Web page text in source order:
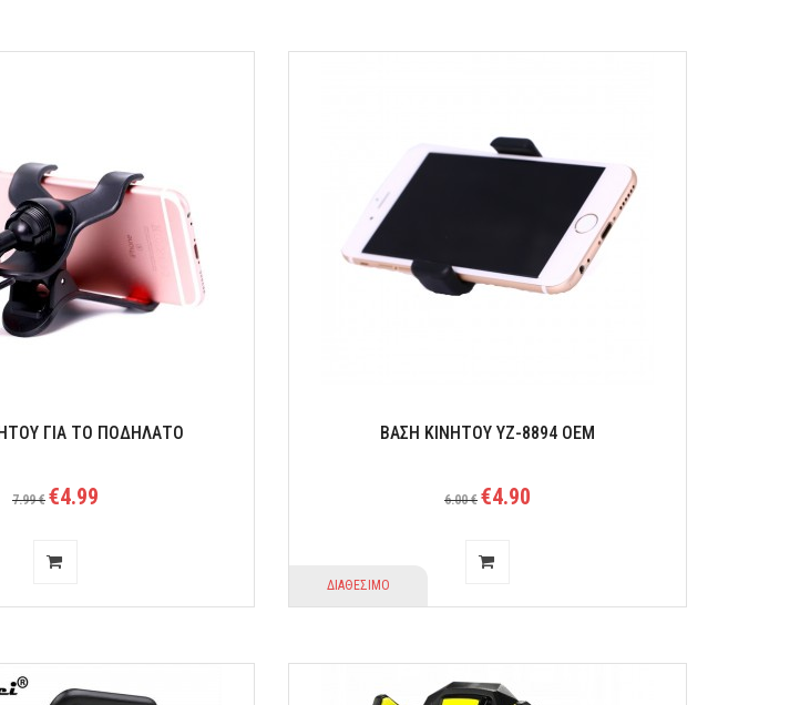
ΓΙΑ ΤΟ ΠΟΔΗΛΑΤΟ
7.99 € €4.99
ΒΑΣΗ ΚΙΝΗΤΟΥ YZ-8894 OEM
6.00 € €4.90
ΔΙΑΘΕΣΙΜΟ
ΤΗΛΕΣΚΟΠΙΚΌ ΦΟΡΗΤΌ
ΣΤΉΡΙΓΜΑ TABLET ZJ85
ΒΑΣΗ ΣΤΗΡΙΞΗΣ ΑΛΟΥΜΙΝΙΟΥ ΚΙΝΗΤΟΥ ΜΕ CLIP LONG
EXTEND Ζ145